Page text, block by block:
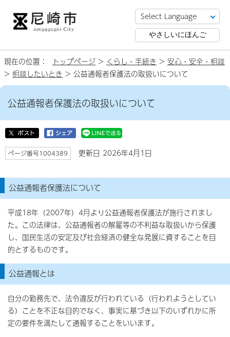
やさしいにほんご
現在の位置： トップページ > くらし・手続き > 安心・安全・相談
> 相談したいとき > 公益通報者保護法の取扱いについて
公益通報者保護法の取扱いについて
ページ番号1004389 更新日 2026年4月1日
公益通報者保護法について
平成18年（2007年）4月より公益通報者保護法が施行されまし
た。この法律は、公益通報者の解雇等の不利益な取扱いから保護
し、国民生活の安定及び社会経済の健全な発展に資することを目
的とするものです。
公益通報とは
自分の勤務先で、法令違反が行われている（行われようとしてい
る）ことを不正な目的でなく、事実に基づき以下のいずれかに所
定の要件を満たして通報することをいいます。